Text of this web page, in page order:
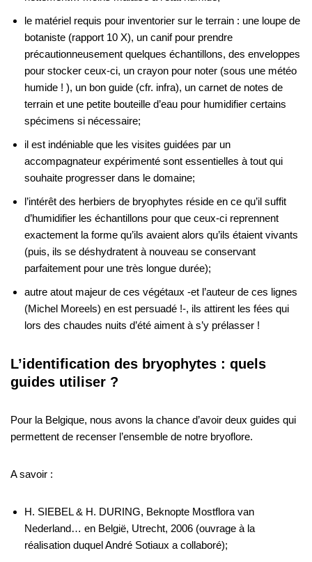
le matériel requis pour inventorier sur le terrain : une loupe de
botaniste (rapport 10 X), un canif pour prendre
précautionneusement quelques échantillons, des enveloppes
pour stocker ceux-ci, un crayon pour noter (sous une météo
humide ! ), un bon guide (cfr. infra), un carnet de notes de
terrain et une petite bouteille d’eau pour humidifier certains
spécimens si nécessaire;
il est indéniable que les visites guidées par un
accompagnateur expérimenté sont essentielles à tout qui
souhaite progresser dans le domaine;
l’intérêt des herbiers de bryophytes réside en ce qu’il suffit
d’humidifier les échantillons pour que ceux-ci reprennent
exactement la forme qu’ils avaient alors qu’ils étaient vivants
(puis, ils se déshydratent à nouveau se conservant
parfaitement pour une très longue durée);
autre atout majeur de ces végétaux -et l’auteur de ces lignes
(Michel Moreels) en est persuadé !-, ils attirent les fées qui
lors des chaudes nuits d’été aiment à s’y prélasser !
L’identification des bryophytes : quels
guides utiliser ?
Pour la Belgique, nous avons la chance d’avoir deux guides qui
permettent de recenser l’ensemble de notre bryoflore.
A savoir :
H. SIEBEL & H. DURING, Beknopte Mostflora van
Nederland… en België, Utrecht, 2006 (ouvrage à la
réalisation duquel André Sotiaux a collaboré);